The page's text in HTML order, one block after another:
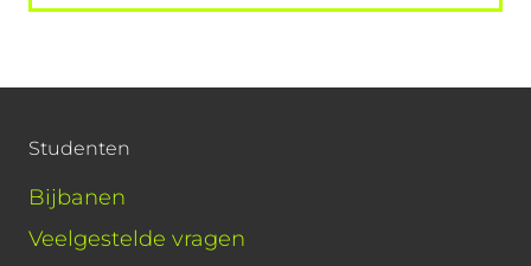
Studenten
Bijbanen
Veelgestelde vragen